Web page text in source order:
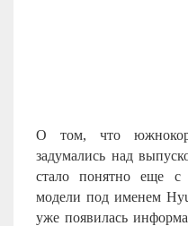
О том, что
задумались над
стало понятно еще с
модели под именем
уже появилась